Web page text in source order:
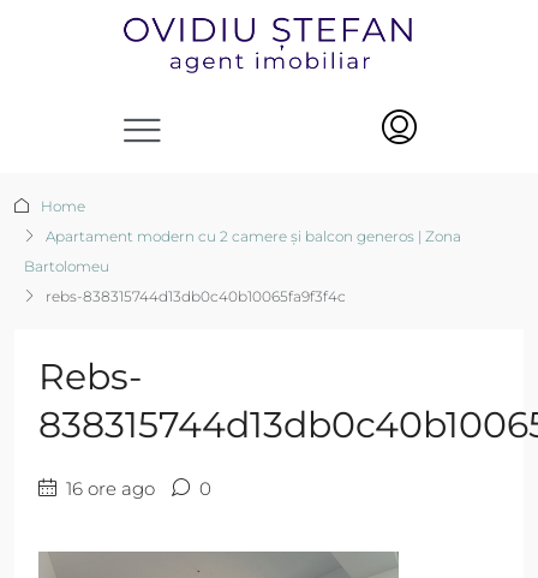
Home
Apartament modern cu 2 camere și balcon generos | Zona
Bartolomeu
rebs-838315744d13db0c40b10065fa9f3f4c
Rebs-
16 ore ago 0